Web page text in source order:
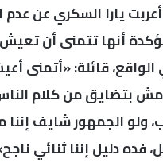
يارا السكري عن
مؤكدة أنها تتمنى أن
قائلة: «أتمنى
بتضايق من كلام
ولو الجمهور شايف إننا
فده دليل إننا ثنائي